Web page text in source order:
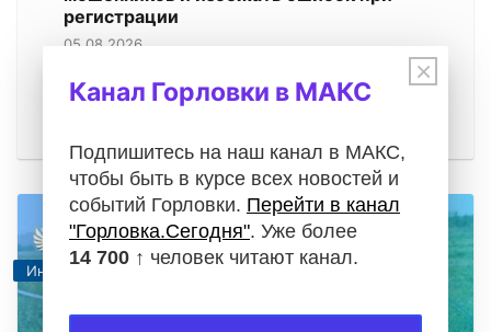
регистрации
05.08.2026
Операции с недвижимостью требуют особой
внимательности. Будь то проверка документов
Информация
×
Канал Горловки в МАКС
Подпишитесь на наш канал в МАКС,
чтобы быть в курсе всех новостей и
событий Горловки. Перейти в канал
"Горловка.Сегодня". Уже более
14 700 ↑ человек читают канал.